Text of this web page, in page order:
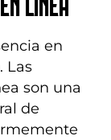
LÍNEA
en
Las
son una
de